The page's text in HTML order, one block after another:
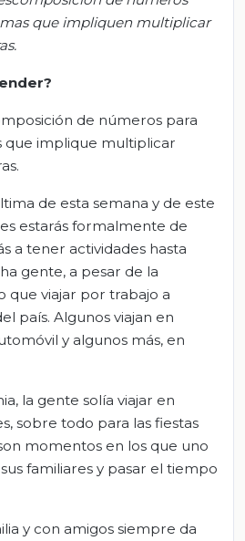
que impliquen multiplicar
de números para
que implique multiplicar
de esta semana y de este
estarás formalmente de
a tener actividades hasta
gente, a pesar de la
que viajar por trabajo a
país. Algunos viajan en
y algunos más, en
la gente solía viajar en
sobre todo para las fiestas
momentos en los que uno
familiares y pasar el tiempo
y con amigos siempre da